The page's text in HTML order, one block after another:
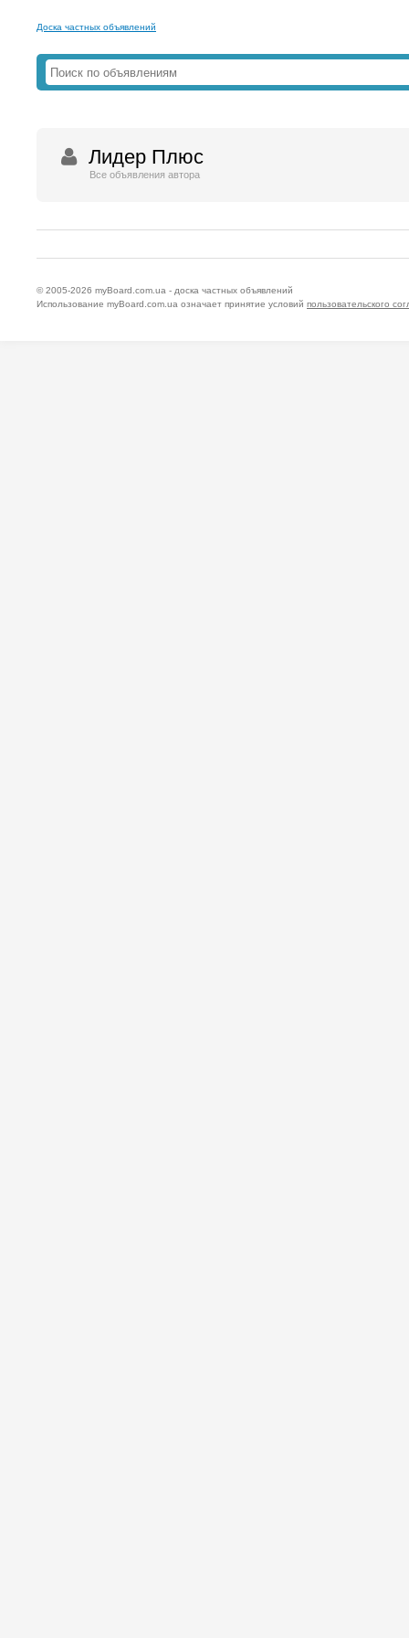
Доска частных объявлений
Лидер Плюс
Все объявления автора
© 2005-2026 myBoard.com.ua - доска частных объявлений
Использование myBoard.com.ua означает принятие условий пользовательского